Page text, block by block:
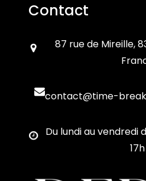
Contact
87 rue de Mireille,
contact@time-
Du lundi au vendredi
17h